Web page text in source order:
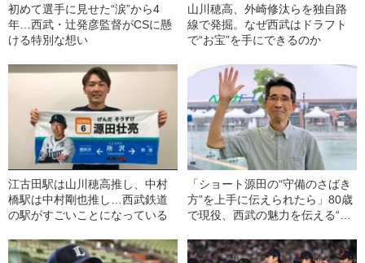
初めて選手に見せた“涙”から4
年…西武・辻発彦監督がCSに懸
ける特別な想い
山川穂高、外崎修汰らを独自路
線で発掘。なぜ西武はドラフト
で“お宝”を手にできるのか
江古田駅は山川穂高推し、中村
橋駅は中村剛也推し…西武鉄道
の駅がすごいことになっている
「ショート源田の“守備のさばき
方”を上手に伝えられたら」80歳
で現役、西武の魅力を伝える“名